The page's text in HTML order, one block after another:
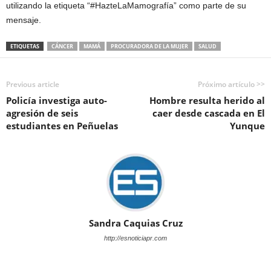
utilizando la etiqueta “#HazteLaMamografía” como parte de su
mensaje.
ETIQUETAS CÁNCER MAMÁ PROCURADORA DE LA MUJER SALUD
Previous article
Policía investiga auto-
agresión de seis
estudiantes en Peñuelas
Próximo artículo >>
Hombre resulta herido al
caer desde cascada en El
Yunque
Sandra Caquias Cruz
http://esnoticiapr.com